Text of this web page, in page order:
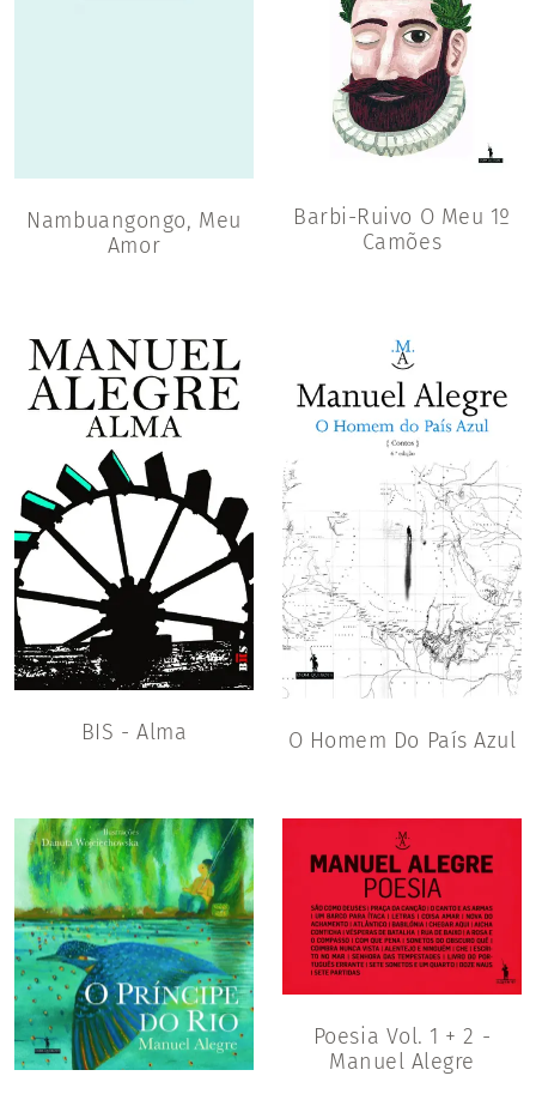
Nambuangongo, Meu
Amor
Barbi-Ruivo O Meu 1º
Camões
BIS - Alma O Homem Do País Azul
Poesia Vol. 1 + 2 -
Manuel Alegre